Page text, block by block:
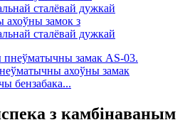
ахоўны замок з
сталёвай дужкай
ахоўны замак
бензабака...
з камбінаваным